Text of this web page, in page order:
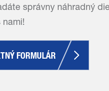
správny náhradný
nami!
FORMULÁR